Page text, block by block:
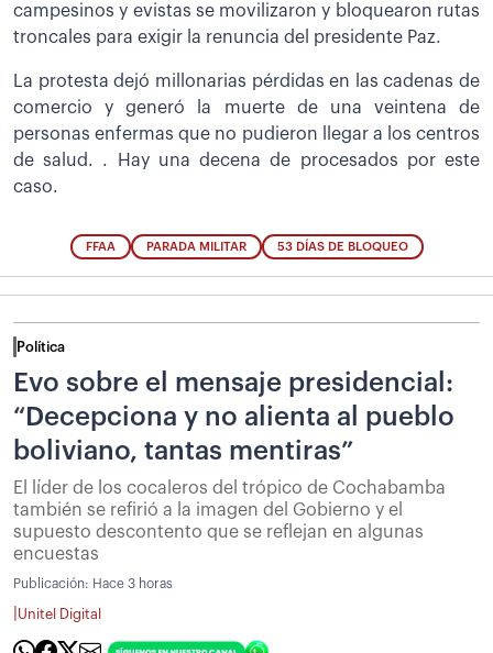
campesinos y evistas se movilizaron y bloquearon rutas
troncales para exigir la renuncia del presidente Paz.
La protesta dejó millonarias pérdidas en las cadenas de
comercio y generó la muerte de una veintena de
personas enfermas que no pudieron llegar a los centros
de salud. . Hay una decena de procesados por este
caso.
FFAA PARADA MILITAR 53 DÍAS DE BLOQUEO
Política
Evo sobre el mensaje presidencial:
“Decepciona y no alienta al pueblo
boliviano, tantas mentiras”
El líder de los cocaleros del trópico de Cochabamba
también se refirió a la imagen del Gobierno y el
supuesto descontento que se reflejan en algunas
encuestas
Publicación: Hace 3 horas
Unitel Digital